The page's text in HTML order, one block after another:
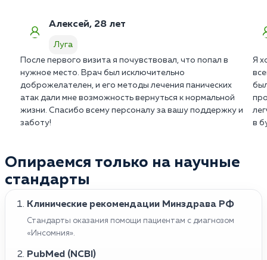
Алексей, 28 лет
Луга
После первого визита я почувствовал, что попал в
нужное место. Врач был исключительно
доброжелателен, и его методы лечения панических
атак дали мне возможность вернуться к нормальной
жизни. Спасибо всему персоналу за вашу поддержку и
заботу!
Я
в
Опираемся только на научные
стандарты
Клинические рекомендации Минздрава РФ
Стандарты оказания помощи пациентам с диагнозом
«Инсомния».
PubMed (NCBI)